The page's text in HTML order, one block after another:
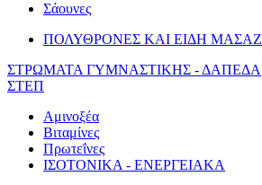
Σάουνες
ΠΟΛΥΘΡΟΝΕΣ ΚΑΙ ΕΙΔΗ ΜΑΣΑΖ
ΣΤΡΩΜΑΤΑ ΓΥΜΝΑΣΤΙΚΗΣ - ΔΑΠΕΔΑ
ΣΤΕΠ
Αμινοξέα
Βιταμίνες
Πρωτεΐνες
ΙΣΟΤΟΝΙΚΑ - ΕΝΕΡΓΕΙΑΚΑ